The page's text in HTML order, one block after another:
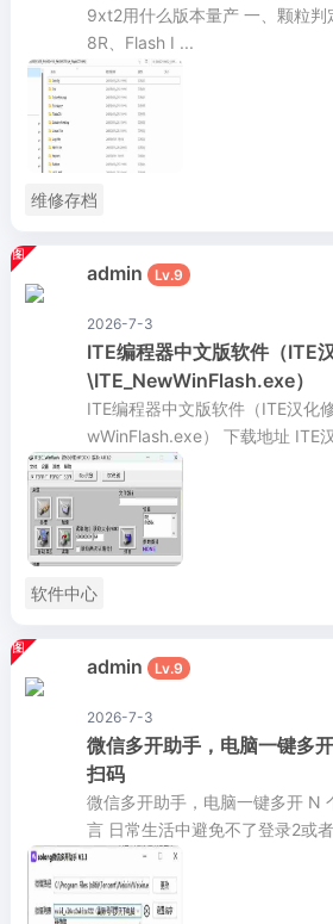
9xt2用什么版本量产 一、颗粒
8R、Flash I ...
维修存档
admin Lv.9
2026-7-3
ITE编程器中文版软件（ITE
\ITE_NewWinFlash.exe）
ITE编程器中文版软件（ITE汉化
wWinFlash.exe） 下载地址 ITE
软件中心
admin Lv.9
2026-7-3
微信多开助手，电脑一键多
扫码
微信多开助手，电脑一键多开 N
言 日常生活中避免不了登录2或